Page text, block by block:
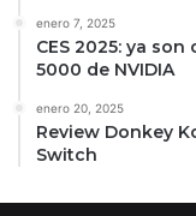
enero 7, 2025
CES 2025: ya
5000 de NVIDIA
enero 20, 2025
Review Donkey
Switch